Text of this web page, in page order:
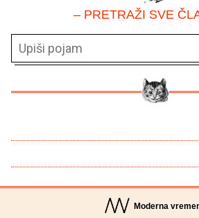
– PRETRAŽI SVE
Moderna